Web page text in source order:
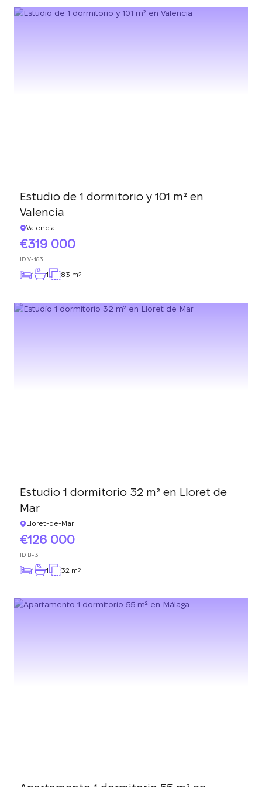
Estudio de 1 dormitorio y 101 m² en
Valencia
Valencia
319 000
ID V-183
1 1 83 m2
Estudio 1 dormitorio 32 m² en Lloret de
Mar
Lloret-de-Mar
126 000
ID B-3
1 1 32 m2